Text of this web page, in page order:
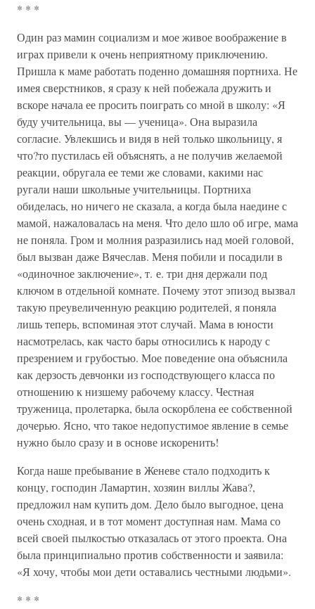
* * *
Один раз мамин социализм и мое живое воображение в
играх привели к очень неприятному приключению.
Пришла к маме работать поденно домашняя портниха. Не
имея сверстников, я сразу к ней побежала дружить и
вскоре начала ее просить поиграть со мной в школу: «Я
буду учительница, вы — ученица». Она выразила
согласие. Увлекшись и видя в ней только школьницу, я
что?то пустилась ей объяснять, а не получив желаемой
реакции, обругала ее теми же словами, какими нас
ругали наши школьные учительницы. Портниха
обиделась, но ничего не сказала, а когда была наедине с
мамой, нажаловалась на меня. Что дело шло об игре, мама
не поняла. Гром и молния разразились над моей головой,
был вызван даже Вячеслав. Меня побили и посадили в
«одиночное заключение», т. е. три дня держали под
ключом в отдельной комнате. Почему этот эпизод вызвал
такую преувеличенную реакцию родителей, я поняла
лишь теперь, вспоминая этот случай. Мама в юности
насмотрелась, как часто бары относились к народу с
презрением и грубостью. Мое поведение она объяснила
как дерзость девчонки из господствующего класса по
отношению к низшему рабочему классу. Честная
труженица, пролетарка, была оскорблена ее собственной
дочерью. Ясно, что такое недопустимое явление в семье
нужно было сразу и в основе искоренить!
Когда наше пребывание в Женеве стало подходить к
концу, господин Ламартин, хозяин виллы Жава?,
предложил нам купить дом. Дело было выгодное, цена
очень сходная, и в тот момент доступная нам. Мама со
всей своей пылкостью отказалась от этого проекта. Она
была принципиально против собственности и заявила:
«Я хочу, чтобы мои дети оставались честными людьми».
* * *